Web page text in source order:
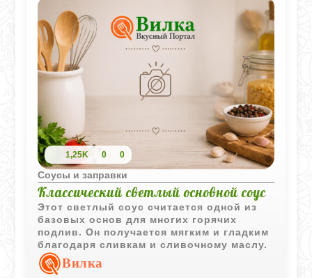
кухне - и на вашем столе яркое блюдо с
настоящим латиноамериканским
характером.
1,25K 0 0
Соусы и заправки
Классический светлый основной соус
Этот светлый соус считается одной из
базовых основ для многих горячих
подлив. Он получается мягким и гладким
благодаря сливкам и сливочному маслу.
Вилка